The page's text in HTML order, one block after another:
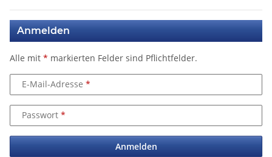
Anmelden
Alle mit * markierten Felder sind Pflichtfelder.
E-Mail-Adresse
Passwort
Anmelden